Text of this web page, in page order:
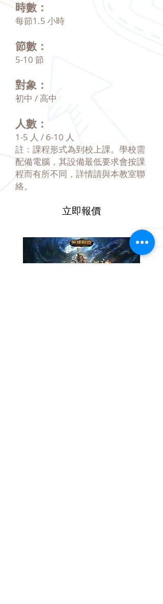
時數：
每節1.5 小時
節數：
5-10 節
對象：
初中 / 高中
人數：
1-5 人 / 6-10 人
註：課程形式為到校上課。學校需
配備電腦，其設備最低要求會按課
程而有所不同，詳情請與本教室聯
絡。
立即報價